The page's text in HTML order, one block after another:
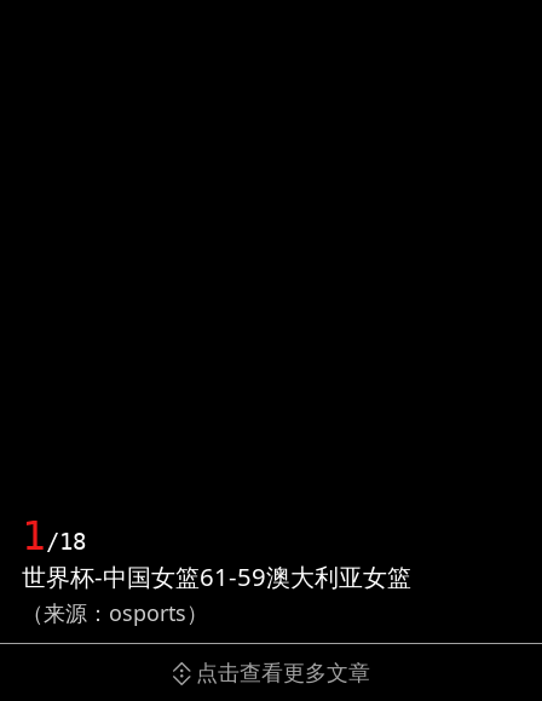
1/18
世界杯-中国女篮61-59澳大利亚女篮
（来源：osports）
点击查看更多文章